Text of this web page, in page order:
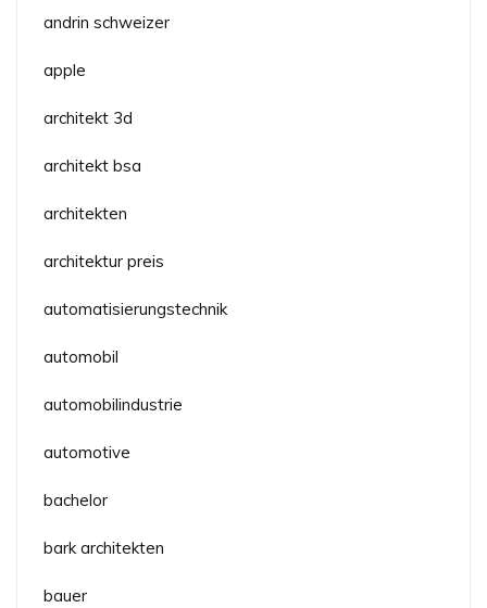
andrin schweizer
apple
architekt 3d
architekt bsa
architekten
architektur preis
automatisierungstechnik
automobil
automobilindustrie
automotive
bachelor
bark architekten
bauer